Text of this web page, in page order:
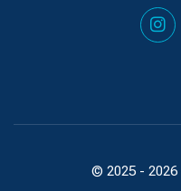
© 2025 - 2026